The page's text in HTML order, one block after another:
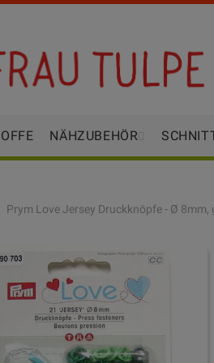
NÄHZUBEHÖR
Prym Love Jersey Druckknöpfe - Ø 8mm,